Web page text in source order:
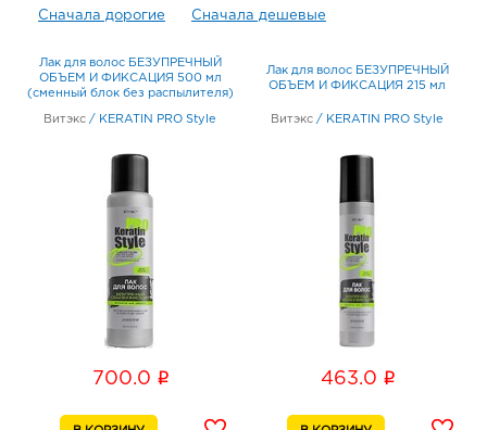
Сначала дорогие
Сначала дешевые
Лак для волос БЕЗУПРЕЧНЫЙ
ОБЪЕМ И ФИКСАЦИЯ 500 мл
(сменный блок без распылителя)
Витэкс / KERATIN PRO Style
700.0 i
Лак для волос БЕЗУПРЕЧНЫЙ
ОБЪЕМ И ФИКСАЦИЯ 215 мл
Витэкс / KERATIN PRO Style
463.0 i